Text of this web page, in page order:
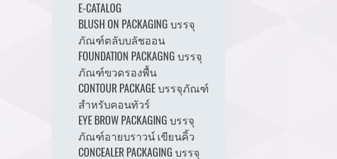
E-CATALOG
BLUSH ON PACKAGING บรรจุ
ภัณฑ์ตลับบลัชออน
FOUNDATION PACKAGNG บรรจุ
ภัณฑ์ขวดรองพื้น
CONTOUR PACKAGE บรรจุภัณฑ์
สำหรับคอนทัวร์
EYE BROW PACKAGING บรรจุ
ภัณฑ์อายบราวน์ เขียนคิ้ว
CONCEALER PACKAGING บรรจุ